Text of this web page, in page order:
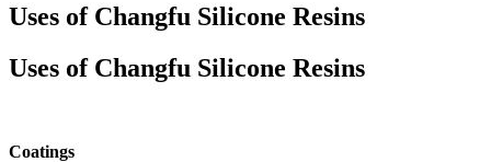
Uses of Changfu Silicone Resins
Uses of Changfu Silicone Resins
Coatings